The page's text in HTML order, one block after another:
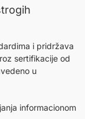
i pridržava
sertifikacije od
u
informacionom